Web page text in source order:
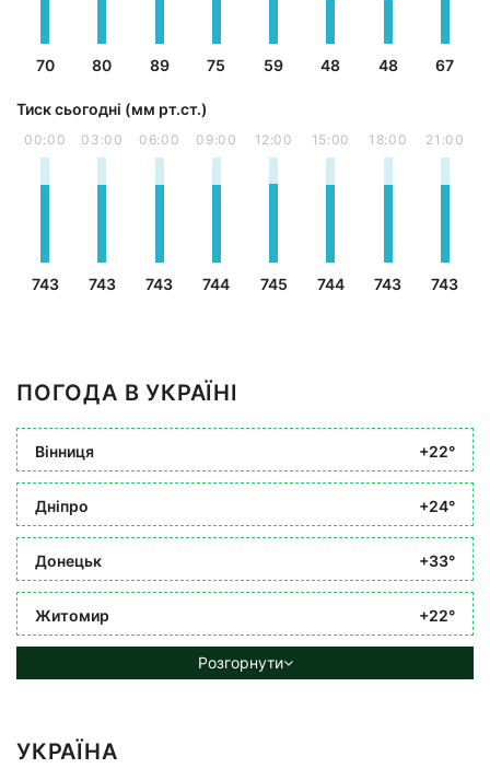
70 80 89 75 59 48 48 67
Тиск сьогодні (мм рт.ст.)
00:00
743
03:00
743
06:00
743
09:00
744
12:00
745
15:00
744
18:00
743
21:00
743
ПОГОДА В УКРАЇНІ
Вінниця +22°
Дніпро +24°
Донецьк +33°
Житомир +22°
Розгорнути
УКРАЇНА